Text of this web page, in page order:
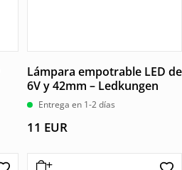
Lámpara empotrable LED de
6V y 42mm – Ledkungen
Entrega en 1-2 días
11 EUR